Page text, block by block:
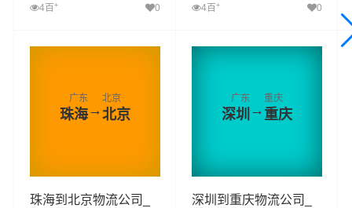
4百 + 0 4百 + 0
广东
珠海→
北京
北京
珠海到北京物流公司_
广东
深圳→
重庆
重庆
深圳到重庆物流公司_